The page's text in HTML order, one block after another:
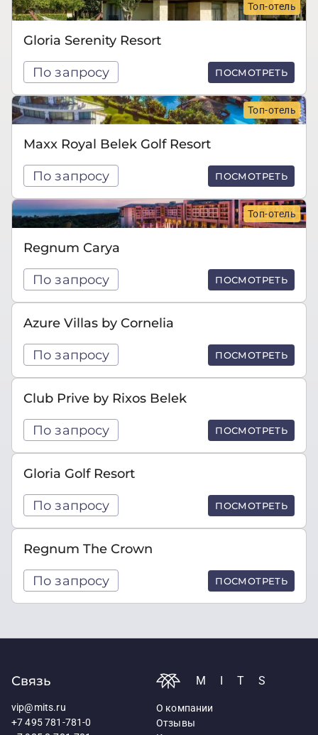
Топ-отель
Gloria Serenity Resort
По запросу ПОСМОТРЕТЬ
Топ-отель
Maxx Royal Belek Golf Resort
По запросу ПОСМОТРЕТЬ
Топ-отель
Regnum Carya
По запросу ПОСМОТРЕТЬ
Azure Villas by Cornelia
По запросу ПОСМОТРЕТЬ
Club Prive by Rixos Belek
По запросу ПОСМОТРЕТЬ
Gloria Golf Resort
По запросу ПОСМОТРЕТЬ
Regnum The Crown
По запросу ПОСМОТРЕТЬ
Связь
vip@mits.ru
+7 495 781-781-0
MITS
О компании
Отзывы